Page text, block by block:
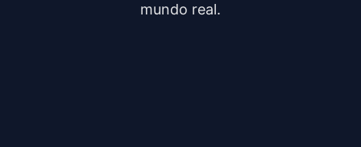
mundo real.